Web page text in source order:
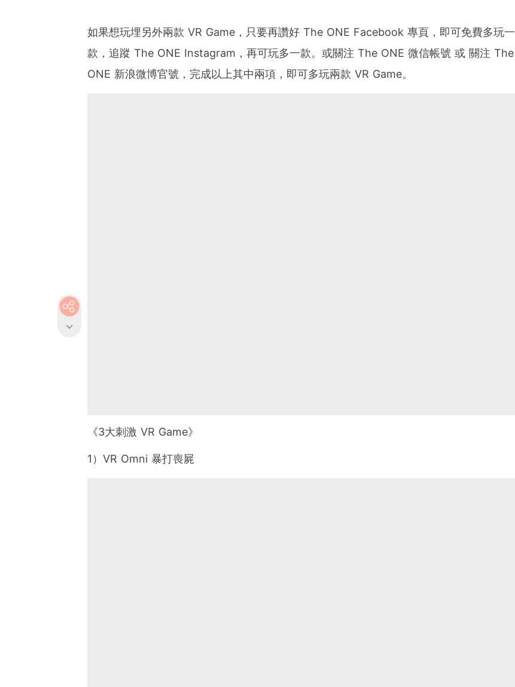
如果想玩埋另外兩款 VR Game，只要再讚好 The ONE Facebook 專頁，即可免費多玩一
款，追蹤 The ONE Instagram，再可玩多一款。或關注 The ONE 微信帳號 或 關注 The
ONE 新浪微博官號，完成以上其中兩項，即可多玩兩款 VR Game。
《3大刺激 VR Game》
1）VR Omni 暴打喪屍